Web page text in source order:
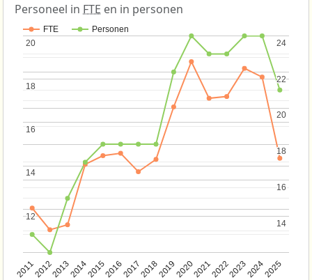
Personeel in FTE en in personen
FTE Personen
201120122013201420152016201720182019202020212022202320242025
12
12
14
14
16
16
18
18
20
20
14
14
16
16
18
18
20
20
22
22
24
24